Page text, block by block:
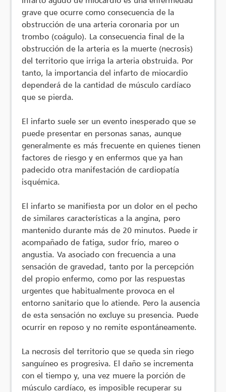
grave que ocurre como consecuencia de la
obstrucción de una arteria coronaria por un
trombo (coágulo). La consecuencia final de la
obstrucción de la arteria es la muerte (necrosis)
del territorio que irriga la arteria obstruida. Por
tanto, la importancia del infarto de miocardio
dependerá de la cantidad de músculo cardíaco
que se pierda.
El infarto suele ser un evento inesperado que se
puede presentar en personas sanas, aunque
generalmente es más frecuente en quienes tienen
factores de riesgo y en enfermos que ya han
padecido otra manifestación de cardiopatía
isquémica.
El infarto se manifiesta por un dolor en el pecho
de similares características a la angina, pero
mantenido durante más de 20 minutos. Puede ir
acompañado de fatiga, sudor frío, mareo o
angustia. Va asociado con frecuencia a una
sensación de gravedad, tanto por la percepción
del propio enfermo, como por las respuestas
urgentes que habitualmente provoca en el
entorno sanitario que lo atiende. Pero la ausencia
de esta sensación no excluye su presencia. Puede
ocurrir en reposo y no remite espontáneamente.
La necrosis del territorio que se queda sin riego
sanguíneo es progresiva. El daño se incrementa
con el tiempo y, una vez muere la porción de
músculo cardíaco, es imposible recuperar su